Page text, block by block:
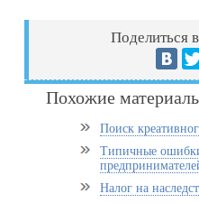
Поделиться
Похожие
Поиск
Типичные
Налог на